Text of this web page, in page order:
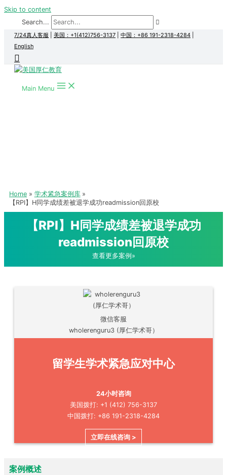
Skip to content
Search...
7/24真人客服 美国：+1(412)756-3137 中国：+86 191-2318-4284
English
Main Menu
Home
学术紧急案例库
【RPI】H同学成绩差被退学成功readmission回原校
【RPI】H同学成绩差被退学成功
readmission回原校
查看更多案例»
微信客服
wholerenguru3 (厚仁学术哥）
留学生学术紧急应对中心
24小时咨询
美国拨打: +1 (412) 756-3137
中国拨打: +86 191-2318-4284
立即在线咨询 >
案例概述